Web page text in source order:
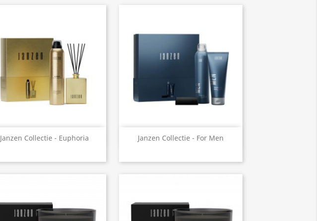
Janzen Collectie - Euphoria
 Snel bekijken Janzen Collectie - For Men
 Snel bekijken